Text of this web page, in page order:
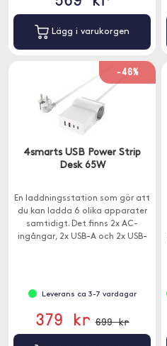
Lägg i varukorgen
-46%
4smarts USB Power Strip
Desk 65W
En laddningsstation som gör att
du kan ladda 6 olika apparater
samtidigt. Det finns 2x AC-
ingångar, 2x USB-A och 2x USB-
Leverans ca 3-7 vardagar
379 kr 699 kr